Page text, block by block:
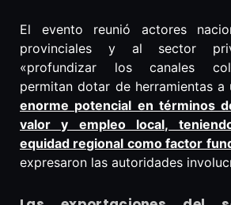
El evento reunió actores
provinciales y al sector
«profundizar los canales
permitan dotar de herramientas a
enorme potencial en términos
valor y empleo local,
equidad regional como factor
expresaron las autoridades